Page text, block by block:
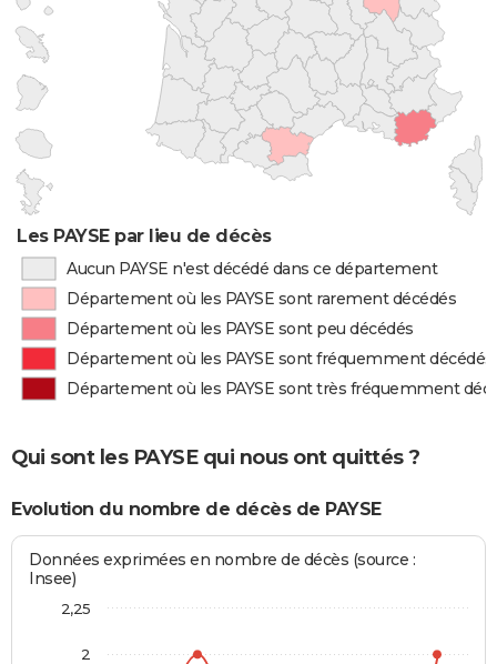
Les PAYSE par lieu de décès
Aucun PAYSE n'est décédé dans ce département
Département où les PAYSE sont rarement décédés
Département où les PAYSE sont peu décédés
Département où les PAYSE sont fréquemment décédés
Département où les PAYSE sont très fréquemment
Qui sont les PAYSE qui nous ont quittés ?
Evolution du nombre de décès de PAYSE
Données exprimées en nombre de décès (source :
Insee)
2
2,25